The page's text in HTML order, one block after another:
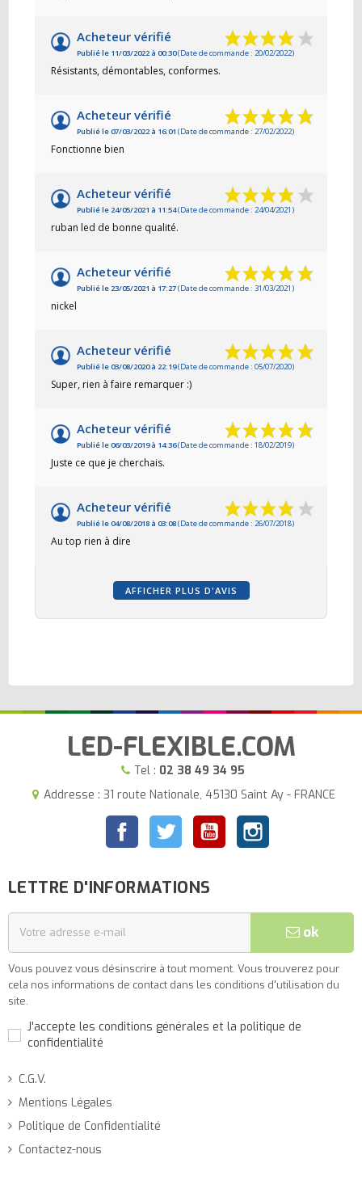
Acheteur vérifié
Publié le 11/03/2022 à 00:30(Date de commande : 20/02/2022)
Résistants, démontables, conformes.
Acheteur vérifié
Publié le 07/03/2022 à 16:01 (Date de commande : 27/02/2022)
Fonctionne bien
Acheteur vérifié
Publié le 24/05/2021 à 11:54(Date de commande : 24/04/2021)
ruban led de bonne qualité.
Acheteur vérifié
Publié le 23/05/2021 à 17:27(Date de commande : 31/03/2021)
nickel
Acheteur vérifié
Publié le 03/08/2020 à 22:19(Date de commande : 05/07/2020)
Super, rien à faire remarquer :)
Acheteur vérifié
Publié le 06/03/2019 à 14:36(Date de commande : 18/02/2019)
Juste ce que je cherchais.
Acheteur vérifié
Publié le 04/08/2018 à 03:08(Date de commande : 26/07/2018)
Au top rien à dire
AFFICHER PLUS D'AVIS
LED-FLEXIBLE.COM
Tel : 02 38 49 34 95
Addresse : 31 route Nationale, 45130 Saint Ay - FRANCE
FacebookTwitter YouTubeInstagram
LETTRE D'INFORMATIONS
ok
Vous pouvez vous désinscrire à tout moment. Vous trouverez pour
cela nos informations de contact dans les conditions d'utilisation du
site.
J'accepte les conditions générales et la politique de
confidentialité
C.G.V.
Mentions Légales
Politique de Confidentialité
Contactez-nous